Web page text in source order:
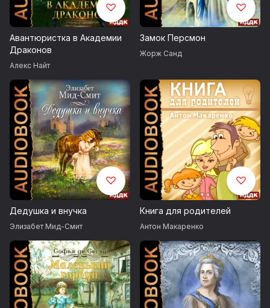
Авантюристка в Академии
Драконов
Алекс Найт
Замок Персмон
Жорж Санд
Дедушка и внучка
Элизабет Мид-Смит
Книга для родителей
Антон Макаренко